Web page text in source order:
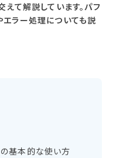
て解説しています。パフ
ラー処理についても説
基本的な​使い方